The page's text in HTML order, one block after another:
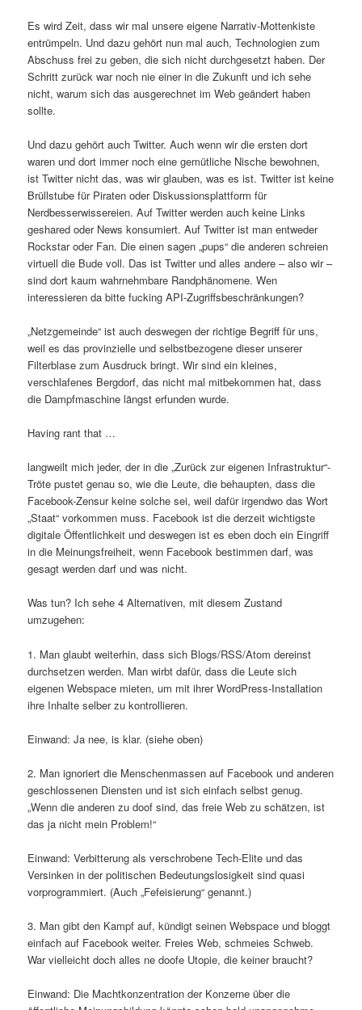
Es wird Zeit, dass wir mal unsere eigene Narrativ-Mottenkiste
entrümpeln. Und dazu gehört nun mal auch, Technologien zum
Abschuss frei zu geben, die sich nicht durchgesetzt haben. Der
Schritt zurück war noch nie einer in die Zukunft und ich sehe
nicht, warum sich das ausgerechnet im Web geändert haben
sollte.
Und dazu gehört auch Twitter. Auch wenn wir die ersten dort
waren und dort immer noch eine gemütliche Nische bewohnen,
ist Twitter nicht das, was wir glauben, was es ist. Twitter ist keine
Brüllstube für Piraten oder Diskussionsplattform für
Nerdbesserwissereien. Auf Twitter werden auch keine Links
geshared oder News konsumiert. Auf Twitter ist man entweder
Rockstar oder Fan. Die einen sagen „pups“ die anderen schreien
virtuell die Bude voll. Das ist Twitter und alles andere – also wir –
sind dort kaum wahrnehmbare Randphänomene. Wen
interessieren da bitte fucking API-Zugriffsbeschränkungen?
„Netzgemeinde“ ist auch deswegen der richtige Begriff für uns,
weil es das provinzielle und selbstbezogene dieser unserer
Filterblase zum Ausdruck bringt. Wir sind ein kleines,
verschlafenes Bergdorf, das nicht mal mitbekommen hat, dass
die Dampfmaschine längst erfunden wurde.
Having rant that …
langweilt mich jeder, der in die „Zurück zur eigenen Infrastruktur“-
Tröte pustet genau so, wie die Leute, die behaupten, dass die
Facebook-Zensur keine solche sei, weil dafür irgendwo das Wort
„Staat“ vorkommen muss. Facebook ist die derzeit wichtigste
digitale Öffentlichkeit und deswegen ist es eben doch ein Eingriff
in die Meinungsfreiheit, wenn Facebook bestimmen darf, was
gesagt werden darf und was nicht.
Was tun? Ich sehe 4 Alternativen, mit diesem Zustand
umzugehen:
1. Man glaubt weiterhin, dass sich Blogs/RSS/Atom dereinst
durchsetzen werden. Man wirbt dafür, dass die Leute sich
eigenen Webspace mieten, um mit ihrer WordPress-Installation
ihre Inhalte selber zu kontrollieren.
Einwand: Ja nee, is klar. (siehe oben)
2. Man ignoriert die Menschenmassen auf Facebook und anderen
geschlossenen Diensten und ist sich einfach selbst genug.
„Wenn die anderen zu doof sind, das freie Web zu schätzen, ist
das ja nicht mein Problem!“
Einwand: Verbitterung als verschrobene Tech-Elite und das
Versinken in der politischen Bedeutungslosigkeit sind quasi
vorprogrammiert. (Auch „Fefeisierung“ genannt.)
3. Man gibt den Kampf auf, kündigt seinen Webspace und bloggt
einfach auf Facebook weiter. Freies Web, schmeies Schweb.
War vielleicht doch alles ne doofe Utopie, die keiner braucht?
Einwand: Die Machtkonzentration der Konzerne über die